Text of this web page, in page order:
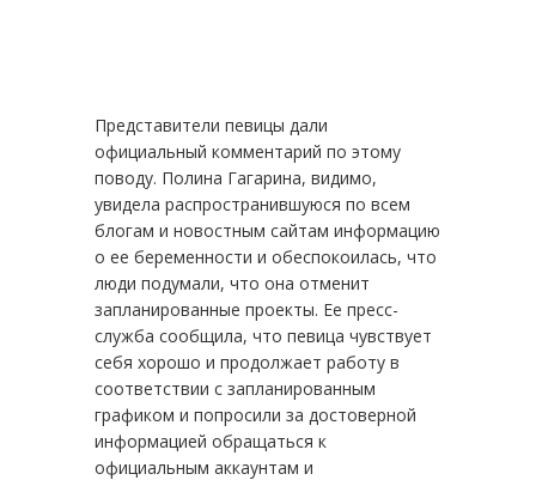
Представители певицы дали
официальный комментарий по этому
поводу. Полина Гагарина, видимо,
увидела распространившуюся по всем
блогам и новостным сайтам информацию
о ее беременности и обеспокоилась, что
люди подумали, что она отменит
запланированные проекты. Ее пресс-
служба сообщила, что певица чувствует
себя хорошо и продолжает работу в
соответствии с запланированным
графиком и попросили за достоверной
информацией обращаться к
официальным аккаунтам и